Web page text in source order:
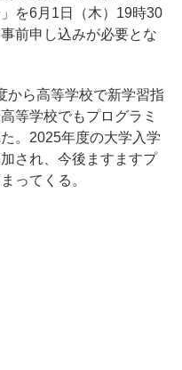
を6月1日（木）19時30
前申し込みが必要とな
から高等学校で新学習指
等学校でもプログラミ
。2025年度の大学入学
され、今後ますますプ
ってくる。